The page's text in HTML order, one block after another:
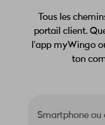
Tous les
portail client.
l'app myWingo
ton
Smartphone ou